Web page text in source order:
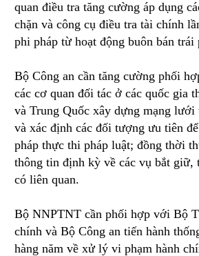
quan điều tra tăng cường áp dụng
chặn và công cụ điều tra tài chính
phi pháp từ hoạt động buôn bán
Bộ Công an cần tăng cường phối
các cơ quan đối tác ở các quốc gia
và Trung Quốc xây dựng mạng
và xác định các đối tượng ưu tiên
pháp thực thi pháp luật; đồng thời
thông tin định kỳ về các vụ bắt giữ,
có liên quan.
Bộ NNPTNT cần phối hợp với Bộ
chính và Bộ Công an tiến hành
hàng năm về xử lý vi phạm hành